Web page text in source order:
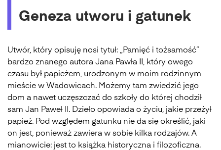
Geneza utworu i gatunek
Utwór, który opisuję nosi tytuł: „Pamięć i tożsamość”
bardzo znanego autora Jana Pawła II, który owego
czasu był papieżem, urodzonym w moim rodzinnym
mieście w Wadowicach. Możemy tam zwiedzić jego
dom a nawet uczęszczać do szkoły do której chodził
sam Jan Paweł II. Dzieło opowiada o życiu, jakie przeżył
papież. Pod względem gatunku nie da się określić, jaki
on jest, ponieważ zawiera w sobie kilka rodzajów. A
mianowicie: jest to książka historyczna i filozoficzna.